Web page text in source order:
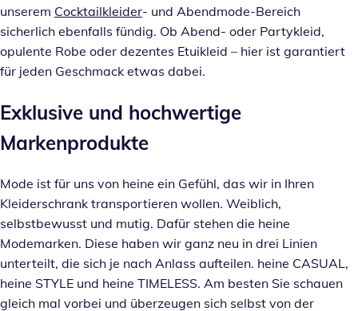
unserem Cocktailkleider- und Abendmode-Bereich
sicherlich ebenfalls fündig. Ob Abend- oder Partykleid,
opulente Robe oder dezentes Etuikleid – hier ist garantiert
für jeden Geschmack etwas dabei.
Exklusive und hochwertige
Markenprodukte
Mode ist für uns von heine ein Gefühl, das wir in Ihren
Kleiderschrank transportieren wollen. Weiblich,
selbstbewusst und mutig. Dafür stehen die heine
Modemarken. Diese haben wir ganz neu in drei Linien
unterteilt, die sich je nach Anlass aufteilen. heine CASUAL,
heine STYLE und heine TIMELESS. Am besten Sie schauen
gleich mal vorbei und überzeugen sich selbst von der